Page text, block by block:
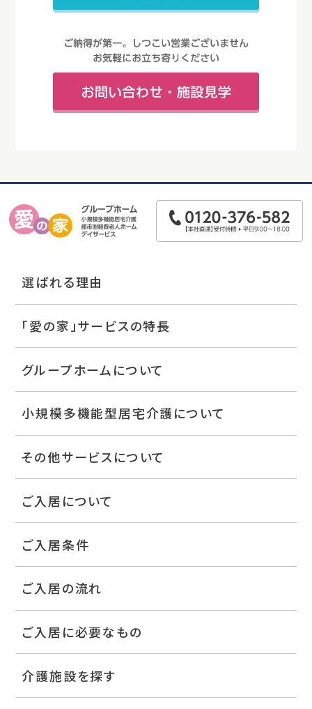
選ばれる理由
「愛の家」サービスの特長
グループホームについて
小規模多機能型居宅介護について
その他サービスについて
ご入居について
ご入居条件
ご入居の流れ
ご入居に必要なもの
介護施設を探す